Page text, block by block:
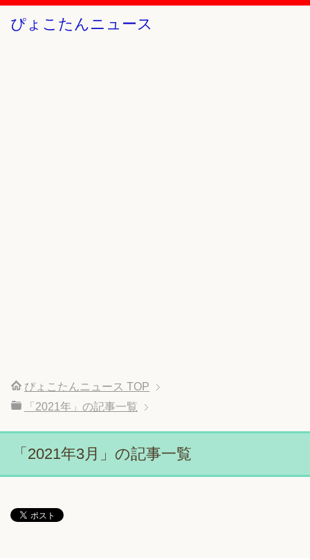
ぴょこたんニュース
ぴょこたんニュース TOP
「2021年」の記事一覧
「2021年3月」の記事一覧